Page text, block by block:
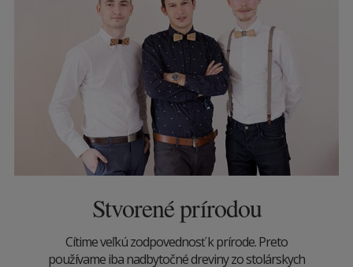
Stvorené prírodou
Cítime veľkú zodpovednosť k prírode. Preto
používame iba nadbytočné dreviny zo stolárskych